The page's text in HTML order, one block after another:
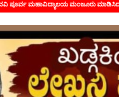
ಪೂರ್ವ ಮಹಾವಿದ್ಯಾಲಯ ಮಂಜೂರು ಮಾಡಿಸಿದ